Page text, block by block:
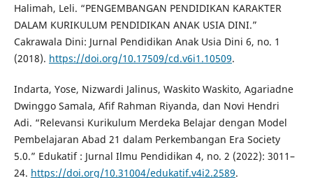
Halimah, Leli. “PENGEMBANGAN PENDIDIKAN KARAKTER
DALAM KURIKULUM PENDIDIKAN ANAK USIA DINI.”
Cakrawala Dini: Jurnal Pendidikan Anak Usia Dini 6, no. 1
(2018). https://doi.org/10.17509/cd.v6i1.10509.
Indarta, Yose, Nizwardi Jalinus, Waskito Waskito, Agariadne
Dwinggo Samala, Afif Rahman Riyanda, dan Novi Hendri
Adi. “Relevansi Kurikulum Merdeka Belajar dengan Model
Pembelajaran Abad 21 dalam Perkembangan Era Society
5.0.” Edukatif : Jurnal Ilmu Pendidikan 4, no. 2 (2022): 3011–
24. https://doi.org/10.31004/edukatif.v4i2.2589.